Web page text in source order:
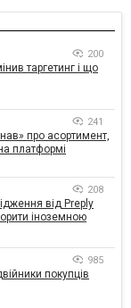
200
таргетинг і що
241
про асортимент,
платформі
208
від Preply
іноземною
985
покупців